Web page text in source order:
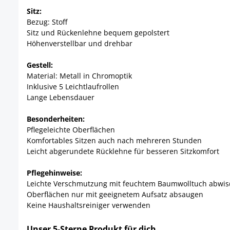
Sitz:
Bezug: Stoff
Sitz und Rückenlehne bequem gepolstert
Höhenverstellbar und drehbar
Gestell:
Material: Metall in Chromoptik
Inklusive 5 Leichtlaufrollen
Lange Lebensdauer
Besonderheiten:
Pflegeleichte Oberflächen
Komfortables Sitzen auch nach mehreren Stunden
Leicht abgerundete Rücklehne für besseren Sitzkomfort
Pflegehinweise:
Leichte Verschmutzung mit feuchtem Baumwolltuch
Oberflächen nur mit geeignetem Aufsatz absaugen
Keine Haushaltsreiniger verwenden